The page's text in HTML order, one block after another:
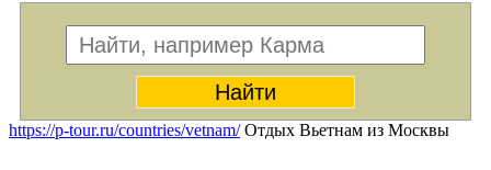
https://p-tour.ru/countries/vetnam/Отдых Вьетнам из Москвы